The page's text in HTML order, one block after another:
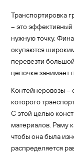
Транспортировка
– это эффективный
нужную точку.
окупаются
перевезти
цепочке занимает
Контейнеровозы –
которого
С этой целью
материалов. Раму
чтобы она была
распределяется